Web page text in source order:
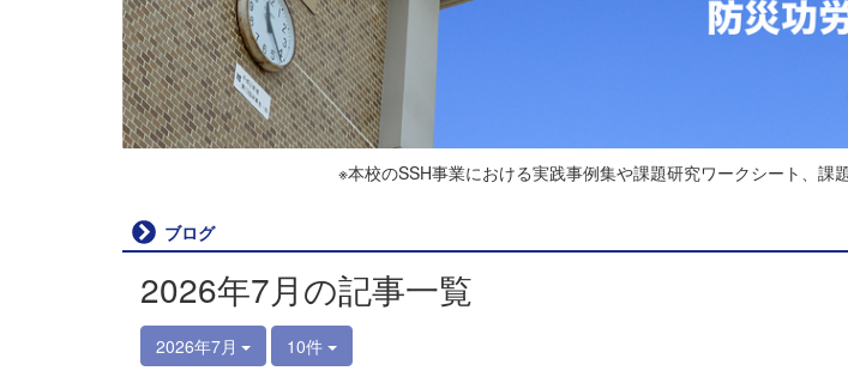
※本校のSSH事業における実践事例集や課題研究ワークシート、課
ブログ
2026年7月の記事一覧
2026年7月 10件